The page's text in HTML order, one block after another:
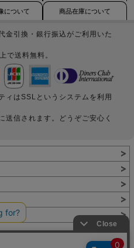
について 商品在庫について
金引換・銀行振込がご利用いた
で送料無料。
ィはSSLというシステムを利用
送信されます。どうぞご安心く